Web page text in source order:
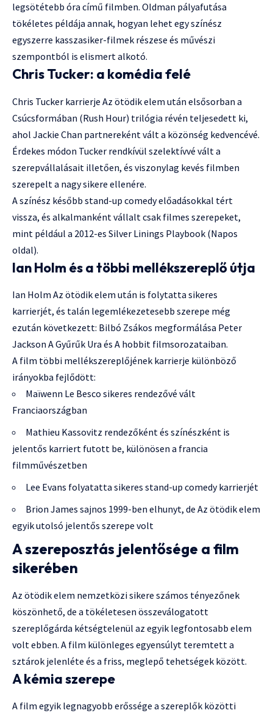
legsötétebb óra című filmben. Oldman pályafutása
tökéletes példája annak, hogyan lehet egy színész
egyszerre kasszasiker-filmek részese és művészi
szempontból is elismert alkotó.
Chris Tucker: a komédia felé
Chris Tucker karrierje Az ötödik elem után elsősorban a
Csúcsformában (Rush Hour) trilógia révén teljesedett ki,
ahol Jackie Chan partnereként vált a közönség kedvencévé.
Érdekes módon Tucker rendkívül szelektívvé vált a
szerepvállalásait illetően, és viszonylag kevés filmben
szerepelt a nagy sikere ellenére.
A színész később stand-up comedy előadásokkal tért
vissza, és alkalmanként vállalt csak filmes szerepeket,
mint például a 2012-es Silver Linings Playbook (Napos
oldal).
Ian Holm és a többi mellékszereplő útja
Ian Holm Az ötödik elem után is folytatta sikeres
karrierjét, és talán legemlékezetesebb szerepe még
ezután következett: Bilbó Zsákos megformálása Peter
Jackson A Gyűrűk Ura és A hobbit filmsorozataiban.
A film többi mellékszereplőjének karrierje különböző
irányokba fejlődött:
Maïwenn Le Besco sikeres rendezővé vált
Franciaországban
Mathieu Kassovitz rendezőként és színészként is
jelentős karriert futott be, különösen a francia
filmművészetben
Lee Evans folyatatta sikeres stand-up comedy karrierjét
Brion James sajnos 1999-ben elhunyt, de Az ötödik elem
egyik utolsó jelentős szerepe volt
A szereposztás jelentősége a film
sikerében
Az ötödik elem nemzetközi sikere számos tényezőnek
köszönhető, de a tökéletesen összeválogatott
szereplőgárda kétségtelenül az egyik legfontosabb elem
volt ebben. A film különleges egyensúlyt teremtett a
sztárok jelenléte és a friss, meglepő tehetségek között.
A kémia szerepe
A film egyik legnagyobb erőssége a szereplők közötti